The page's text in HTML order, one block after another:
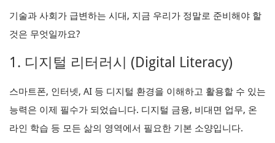
기술과 사회가 급변하는 시대, 지금 우리가 정말로 준비해야 할
것은 무엇일까요?
1. 디지털 리터러시 (Digital Literacy)
스마트폰, 인터넷, AI 등 디지털 환경을 이해하고 활용할 수 있는
능력은 이제 필수가 되었습니다. 디지털 금융, 비대면 업무, 온
라인 학습 등 모든 삶의 영역에서 필요한 기본 소양입니다.